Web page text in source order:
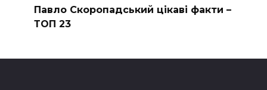
Павло Скоропадський цікаві факти –
ТОП 23